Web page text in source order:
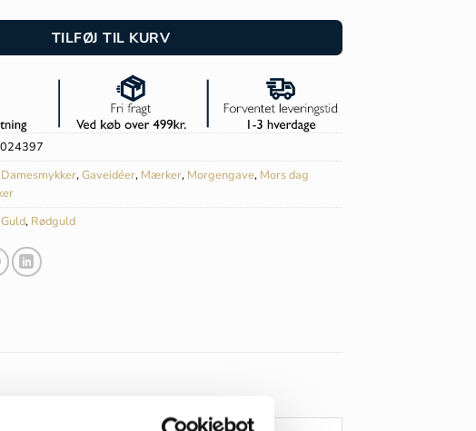
TILFØJ TIL KURV
Damesmykker,Gaveidéer, Mærker, Morgengave, Mors dag
Guld, Rødguld